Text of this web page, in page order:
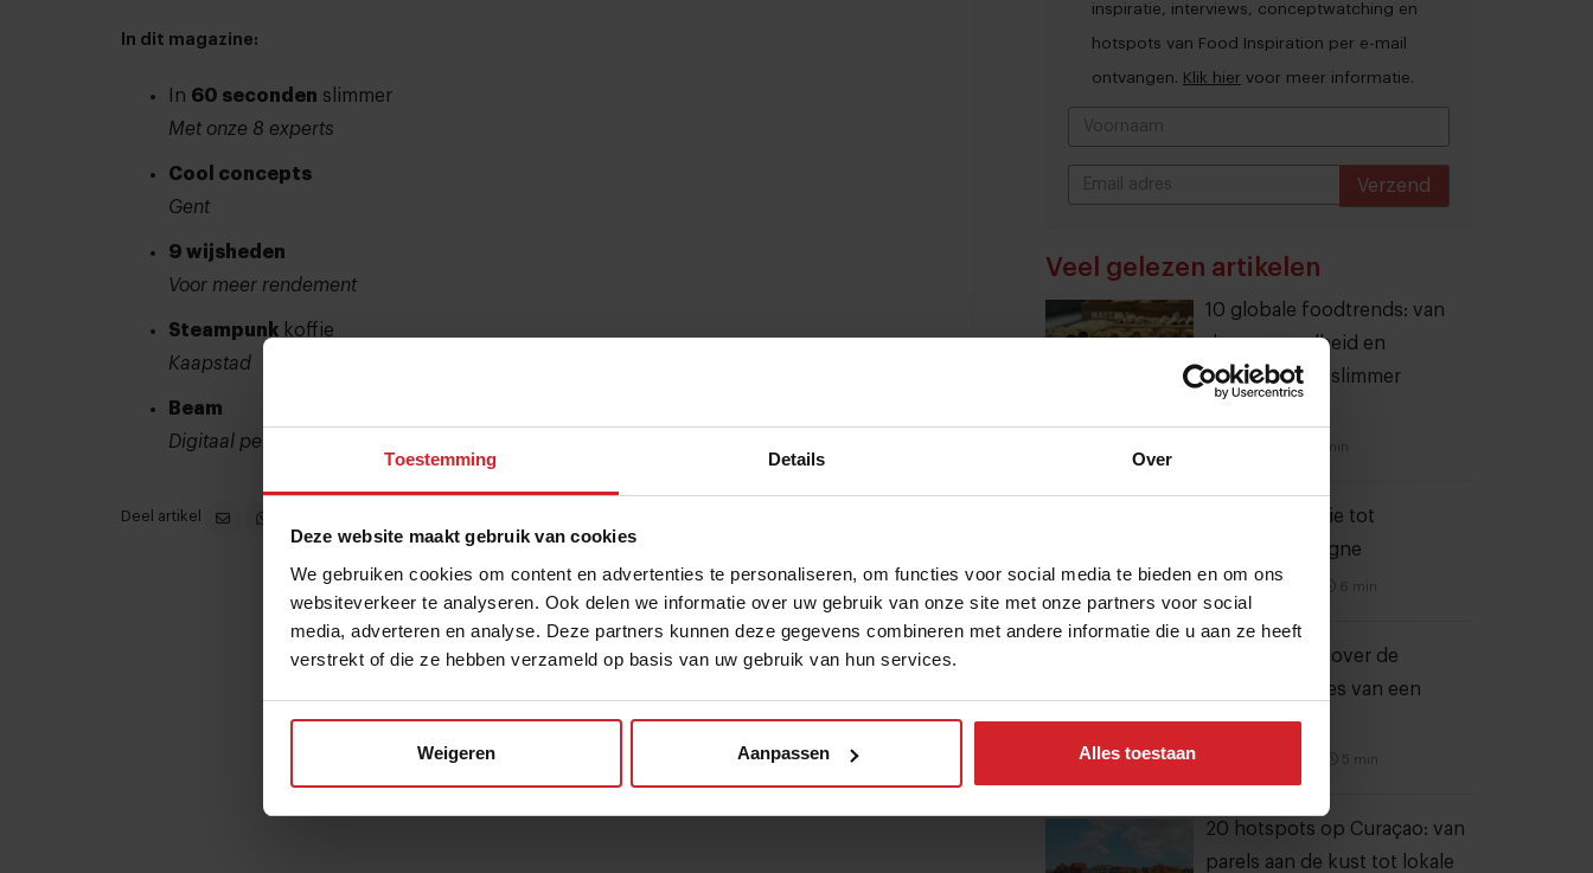
Toestemming Details Over
Deze website maakt gebruik van cookies
We gebruiken cookies om content en advertenties te personaliseren, om functies voor social media te bieden en om ons
websiteverkeer te analyseren. Ook delen we informatie over uw gebruik van onze site met onze partners voor social
media, adverteren en analyse. Deze partners kunnen deze gegevens combineren met andere informatie die u aan ze heeft
verstrekt of die ze hebben verzameld op basis van uw gebruik van hun services.
Weigeren Aanpassen Alles toestaan
In dit magazine:
In 60 seconden slimmer
Met onze 8 experts
Cool concepts
Gent
9 wijsheden
Voor meer rendement
Steampunk koffie
Kaapstad
Beam
Digitaal personeel
Deel artikel
inspiratie, interviews, conceptwatching en
hotspots van Food Inspiration per e-mail
ontvangen. Klik hier voor meer informatie.
Verzend
Veel gelezen artikelen
10 globale foodtrends: van
darmgezondheid en
brainfood tot slimmer
6 min
Van oploskoffie tot
koffiechampagne
6 min
Stephan Nijst over de
financiële sores van een
koksgezin
5 min
20 hotspots op Curaçao: van
parels aan de kust tot lokale